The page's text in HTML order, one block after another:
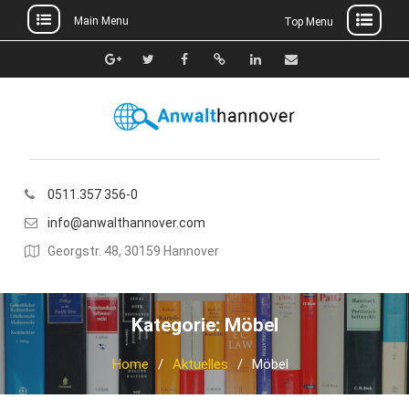
to
Main Menu Top Menu
Google+TwitterFacebook
Xing Linkedin
E-
0511.357 356-0
info@anwalthannover.com
Georgstr. 48, 30159 Hannover
Kategorie:Möbel
Home Aktuelles Möbel